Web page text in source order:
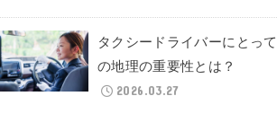
タクシードライバーにとって
の地理の重要性とは？
2026.03.27